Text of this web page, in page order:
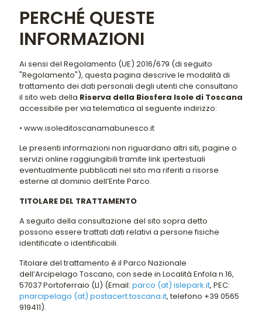
PERCHÉ QUESTE
INFORMAZIONI
Ai sensi del Regolamento (UE) 2016/679 (di seguito
"Regolamento"), questa pagina descrive le modalità di
trattamento dei dati personali degli utenti che consultano
il sito web della Riserva della Biosfera Isole di Toscana
accessibile per via telematica al seguente indirizzo:
• www.isoleditoscanamabunesco.it
Le presenti informazioni non riguardano altri siti, pagine o
servizi online raggiungibili tramite link ipertestuali
eventualmente pubblicati nel sito ma riferiti a risorse
esterne al dominio dell’Ente Parco.
TITOLARE DEL TRATTAMENTO
A seguito della consultazione del sito sopra detto
possono essere trattati dati relativi a persone fisiche
identificate o identificabili.
Titolare del trattamento è il Parco Nazionale
dell’Arcipelago Toscano, con sede in Località Enfola n.16,
57037 Portoferraio (LI) (Email: parco (at) islepark.it, PEC:
pnarcipelago (at) postacert.toscana.it, telefono +39 0565
919411).